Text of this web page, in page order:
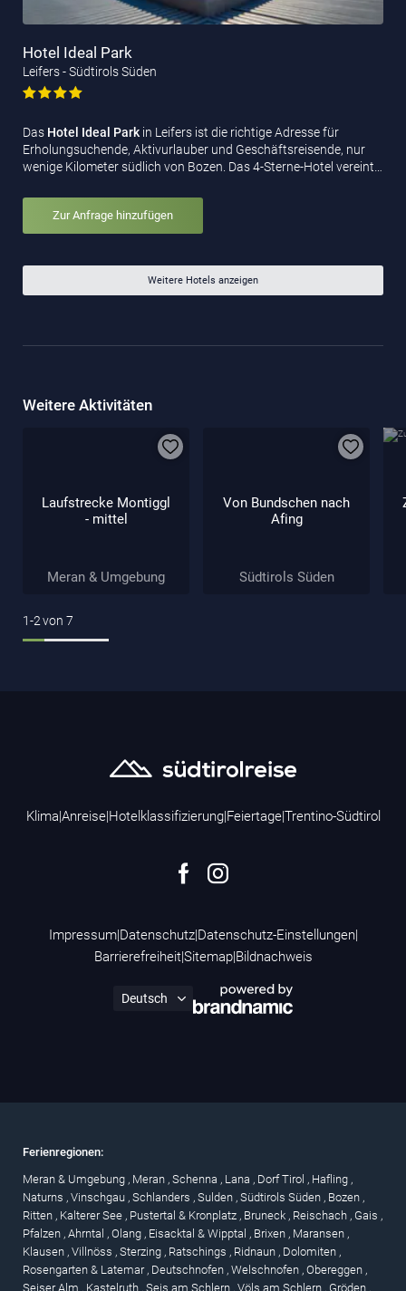
Hotel Ideal Park
Leifers - Südtirols Süden
Das Hotel Ideal Parkin Leifers ist die richtige Adresse für
Erholungsuchende, Aktivurlauber und Geschäftsreisende, nur
wenige Kilometer südlich von Bozen. Das 4-Sterne-Hotel vereint…
Zur Anfrage hinzufügen
Weitere Hotels anzeigen
Weitere Aktivitäten
Laufstrecke Montiggl
- mittel
Meran & Umgebung
Von Bundschen nach
Afing
Südtirols Süden
1-2von 7
Klima|Anreise|Hotelklassifizierung|Feiertage|Trentino-Südtirol
Impressum|Datenschutz|Datenschutz-Einstellungen|
Barrierefreiheit|Sitemap|Bildnachweis
Ferienregionen:
Meran & Umgebung , Meran , Schenna , Lana , Dorf Tirol , Hafling ,
Naturns , Vinschgau , Schlanders , Sulden , Südtirols Süden , Bozen ,
Ritten , Kalterer See , Pustertal & Kronplatz , Bruneck , Reischach , Gais ,
Pfalzen , Ahrntal , Olang , Eisacktal & Wipptal , Brixen , Maransen ,
Klausen , Villnöss , Sterzing , Ratschings , Ridnaun , Dolomiten ,
Rosengarten & Latemar , Deutschnofen , Welschnofen , Obereggen ,
Seiser Alm , Kastelruth , Seis am Schlern , Völs am Schlern , Gröden ,